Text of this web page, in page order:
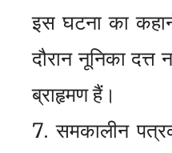
इस घटना का
दौरान नूनिका
ब्राहृमण हैं।
समकालीन